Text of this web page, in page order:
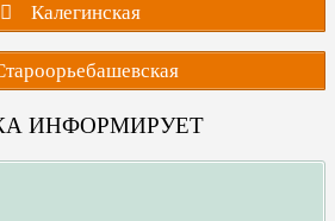
Калегинская
ИНФОРМИРУЕТ